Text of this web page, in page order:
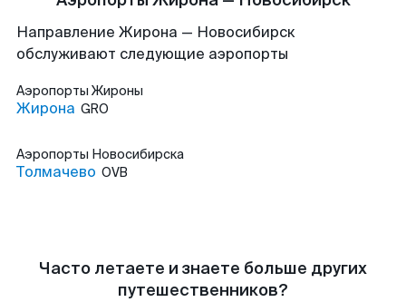
Направление Жирона — Новосибирск
обслуживают следующие аэропорты
Аэропорты Жироны
Жирона GRO
Аэропорты Новосибирска
Толмачево OVB
Часто летаете и знаете больше других
путешественников?